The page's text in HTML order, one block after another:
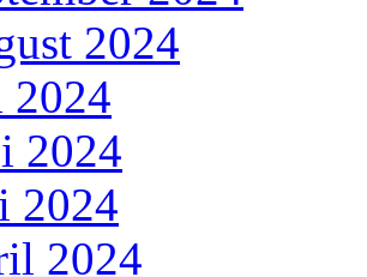
2024
2024
2024
2024
2024